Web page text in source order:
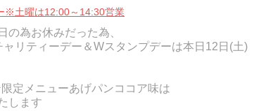
※土曜は12:00～14:30営業
の為お休みだった為、
リティーデー＆Wスタンプデーは本日12日(土)
定メニューあげパンココア味は
します